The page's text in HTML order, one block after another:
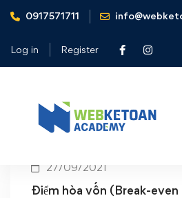
0917571711
Log in Register
Home BEP
Tag: BEP
27/09/2021
Điểm hòa vốn (Break-